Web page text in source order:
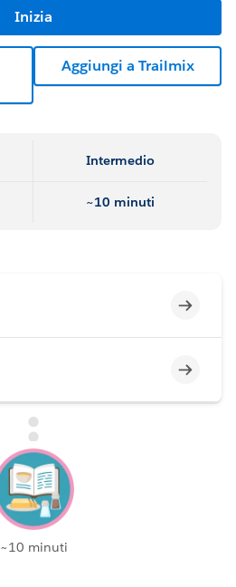
Inizia
Aggiungi a Trailmix
Intermedio
~10 minuti
~10 minuti